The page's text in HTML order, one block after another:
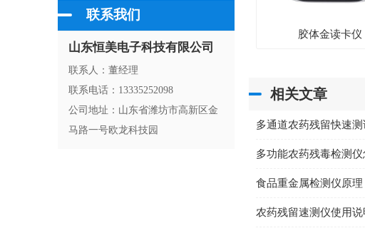
联系我们
山东恒美电子科技有限公司
联系人：董经理
联系电话：13335252098
公司地址：山东省潍坊市高新区金
马路一号欧龙科技园
胶体金读卡仪
相关文章
多通道农药残留快速
食品重金属检测仪原理
农药残留速测仪使用说